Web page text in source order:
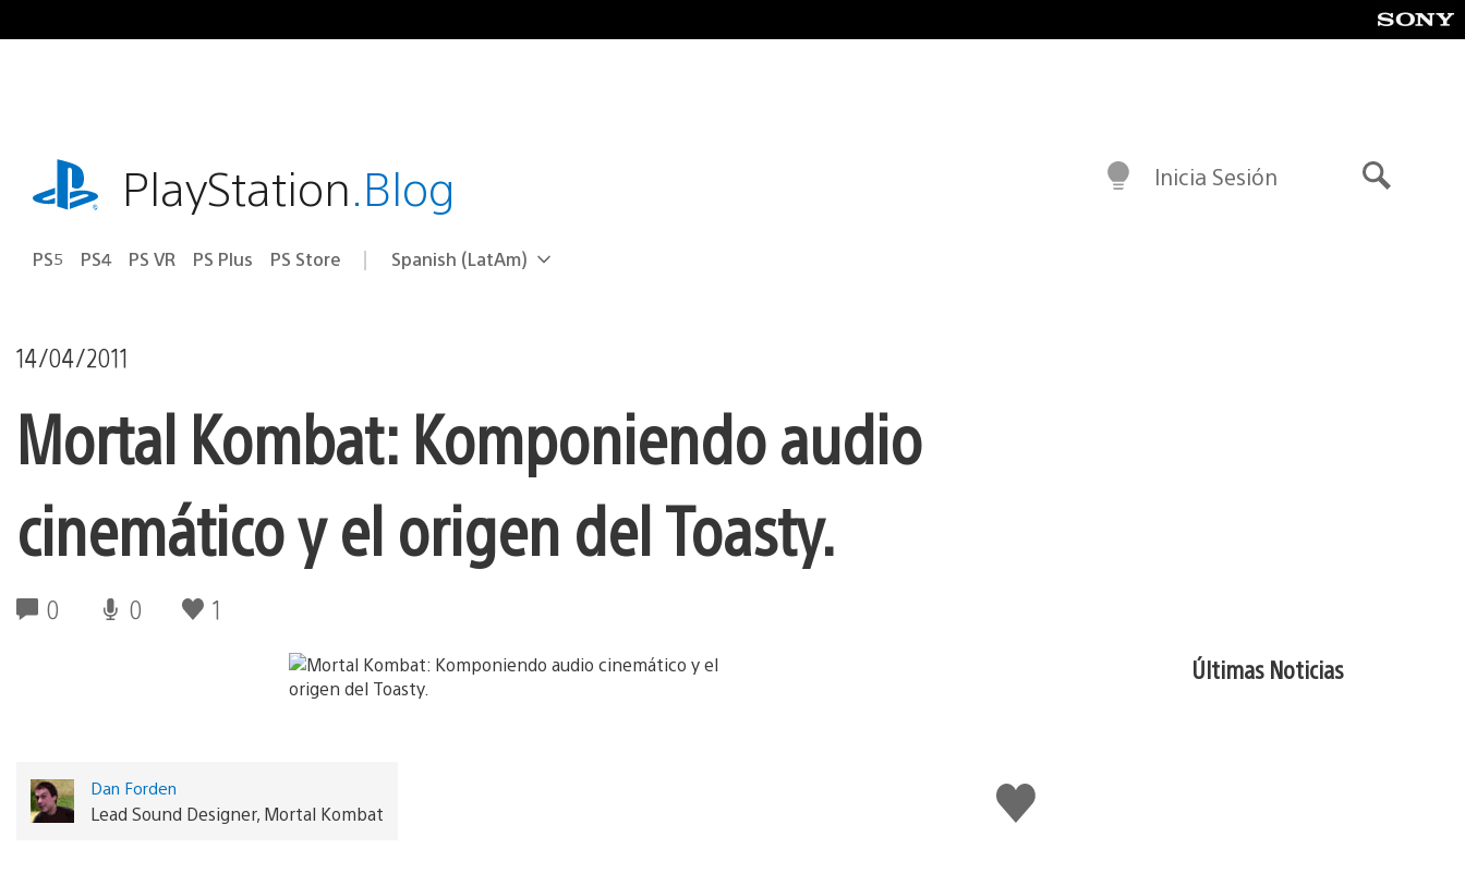
al
playstation.comPlayStation.Blog
PS5 PS4 PS VR PS Plus PS Store Elige
Región
Spanish (LatAm)
Inicia Sesión
14/04/2011
Mortal Kombat: Komponiendo audio
cinemático y el origen del Toasty.
0 0 1
Me
gusta
Dan Forden
Lead Sound Designer, Mortal Kombat
Últimas Noticias